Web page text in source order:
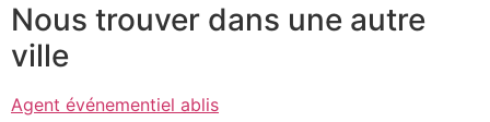
Nous trouver dans une autre
ville
Agent événementiel ablis